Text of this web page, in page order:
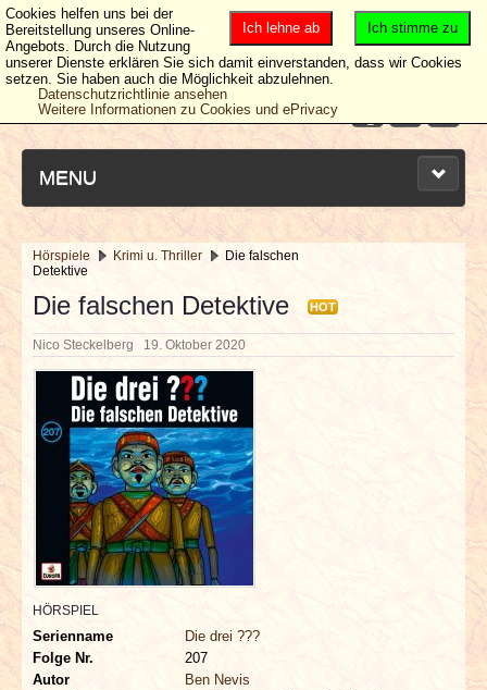
MENU
NEUESTE ARTIKEL
NEWS & DATES
BERICHTE
VERLOSUNGEN
INTERVIEWS
SPECIALS
REDAKTION
LINKS
Hörspiele Krimi u. Thriller
Die falschen
Detektive
Die falschen Detektive HOT
Nico Steckelberg 19. Oktober 2020
HÖRSPIEL
Serienname
Die drei ???
Folge Nr.
207
Autor
Ben Nevis
Ich stimme zu
Ich lehne ab
Cookies helfen uns bei der
Bereitstellung unseres Online-
Angebots. Durch die Nutzung
unserer Dienste erklären Sie sich damit einverstanden, dass wir Cookies
setzen. Sie haben auch die Möglichkeit abzulehnen.
Datenschutzrichtlinie ansehen
Weitere Informationen zu Cookies und ePrivacy